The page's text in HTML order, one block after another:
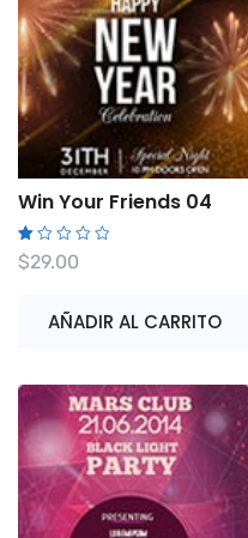
Win Your Friends 04
V
al
1.
d
$29.00
AÑADIR AL CARRITO